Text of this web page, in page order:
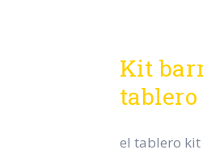
Kit
el tablero